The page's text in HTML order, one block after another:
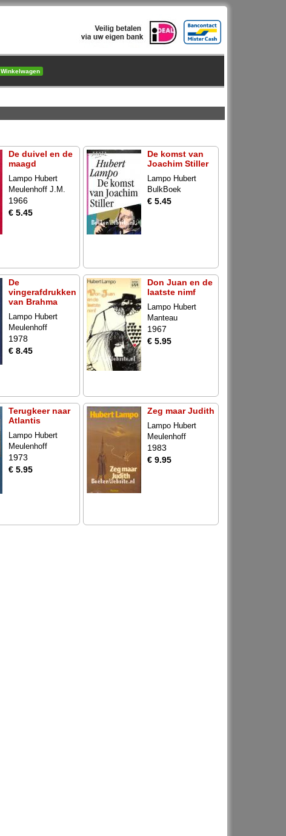
Winkelwagen
De duivel en de
maagd
Lampo Hubert
Meulenhoff J.M.
1966
€ 5.45
De komst van
Joachim Stiller
Lampo Hubert
BulkBoek
€ 5.45
De
vingerafdrukken
van Brahma
Lampo Hubert
Meulenhoff
1978
€ 8.45
Don Juan en de
laatste nimf
Lampo Hubert
Manteau
1967
€ 5.95
Terugkeer naar
Atlantis
Lampo Hubert
Meulenhoff
1973
€ 5.95
Zeg maar Judith
Lampo Hubert
Meulenhoff
1983
€ 9.95